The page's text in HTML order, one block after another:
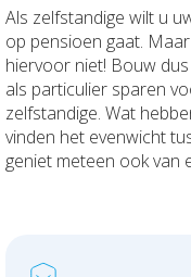
Uw personeel
Uw voertuigen
Uw aansprakelijkheid
BOUWSECTOR
Uw personeel
Uw voertuigen
Over ons
Contact
Als zelfstandige wilt u
op pensioen gaat.
hiervoor niet! Bouw
als particulier sparen
zelfstandige. Wat
vinden het evenwicht
geniet meteen ook van